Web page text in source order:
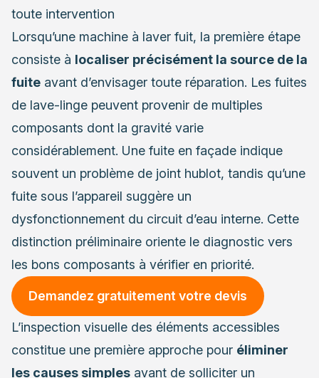
toute intervention
Lorsqu’une machine à laver fuit, la première étape
consiste à localiser précisément la source de la
fuite avant d’envisager toute réparation. Les fuites
de lave-linge peuvent provenir de multiples
composants dont la gravité varie
considérablement. Une fuite en façade indique
souvent un problème de joint hublot, tandis qu’une
fuite sous l’appareil suggère un
dysfonctionnement du circuit d’eau interne. Cette
distinction préliminaire oriente le diagnostic vers
les bons composants à vérifier en priorité.
Demandez gratuitement votre devis
L’inspection visuelle des éléments accessibles
constitue une première approche pour éliminer
les causes simples avant de solliciter un